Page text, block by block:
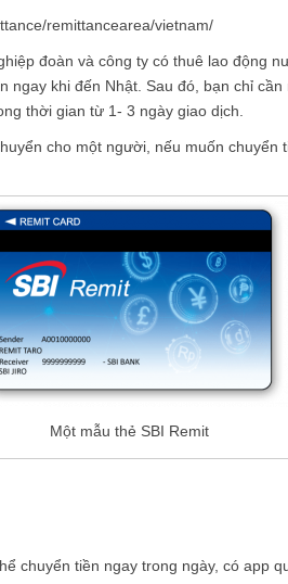
remittancearea/vietnam/
đoàn và công ty có thuê lao động
khi đến Nhật. Sau đó, bạn chỉ
thời gian từ 1- 3 ngày giao dịch.
cho một người, nếu muốn
Một mẫu thẻ SBI Remit
chuyển tiền ngay trong ngày, có app